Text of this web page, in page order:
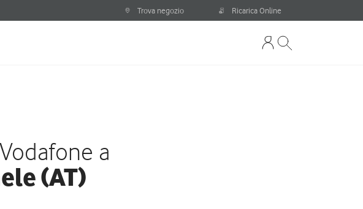
Trova negozio Ricarica Online
a
(AT)